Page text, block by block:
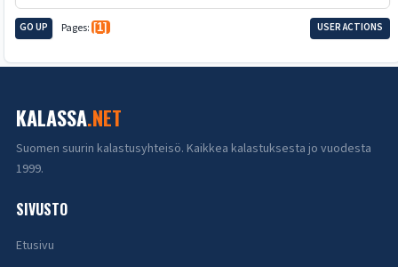
GO UP Pages 1 USER ACTIONS
KALASSA.NET
Suomen suurin kalastusyhteisö. Kaikkea kalastuksesta jo vuodesta
1999.
SIVUSTO
Etusivu